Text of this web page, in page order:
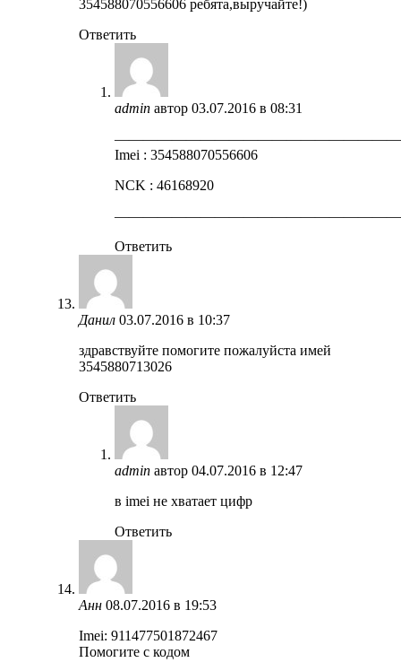
354588070556606 ребята,выручайте!)
Ответить
admin автор 03.07.2016 в 08:31
Imei : 354588070556606
NCK : 46168920
Ответить
Данил 03.07.2016 в 10:37
здравствуйте помогите пожалуйста имей
3545880713026
Ответить
admin автор 04.07.2016 в 12:47
в imei не хватает цифр
Ответить
Анн 08.07.2016 в 19:53
Imei: 911477501872467
Помогите с кодом